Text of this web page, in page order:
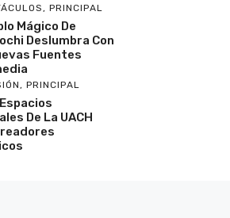
, PRINCIPAL
Mágico De
Deslumbra Con
Fuentes
, PRINCIPAL
De La UACH